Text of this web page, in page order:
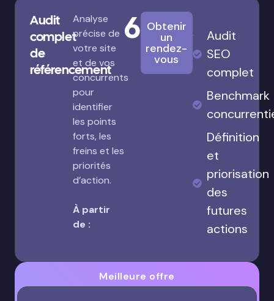
Audit
complet
de
référencement
Analyse
précise de
votre site
et de vos
concurrents
pour
identifier
les points
forts, les
freins et les
priorités
d’action.
À partir
de :
680€
Obtenir
un
rendez-
vous
Audit
SEO
complet
Benchmark
Définition
et
priorisation
des
futures
actions
Meilleure offre